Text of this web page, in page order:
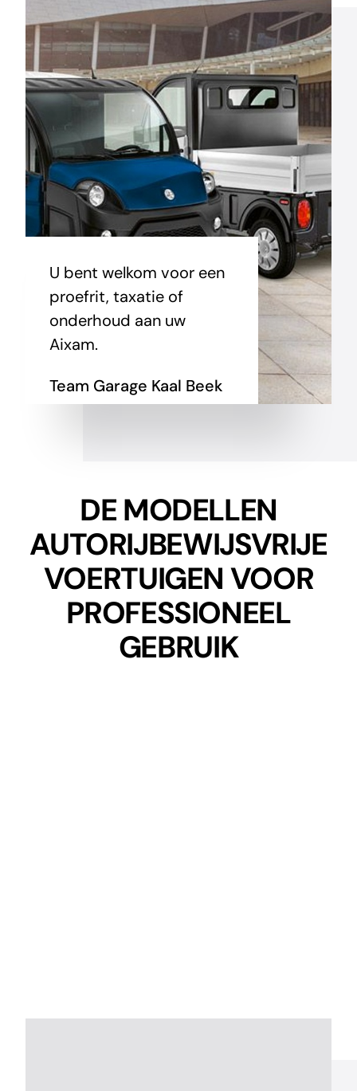
U bent welkom voor een
proefrit, taxatie of
onderhoud aan uw
Aixam.
Team Garage Kaal Beek
DE MODELLEN
AUTORIJBEWIJSVRIJE
VOERTUIGEN VOOR
PROFESSIONEEL
GEBRUIK